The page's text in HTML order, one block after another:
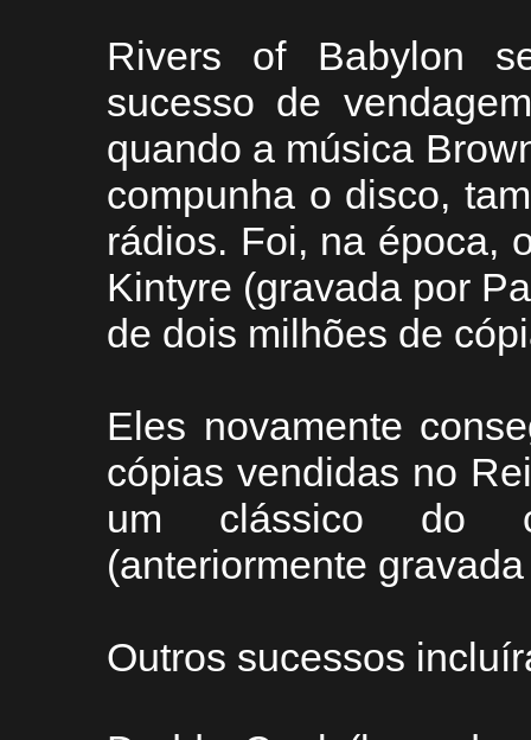
Rivers of Babylon
sucesso de
quando a música
compunha o disco,
rádios. Foi, na época,
Kintyre (gravada por
de dois milhões de
Eles novamente
cópias vendidas no
um clássico do
(anteriormente
Outros sucessos